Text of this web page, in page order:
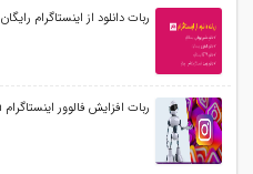
ربات دانلود از اینستاگرام رایگان
ربات افزایش فالوور اینستاگرام Instagram